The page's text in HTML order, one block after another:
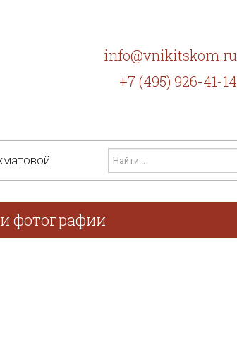
info@vnikitskom.ru
+7 (495) 926-41-14
фотографии